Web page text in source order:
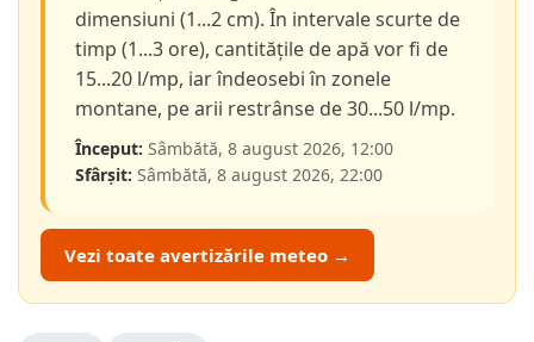
dimensiuni (1...2 cm). În intervale scurte de
timp (1...3 ore), cantitățile de apă vor fi de
15...20 l/mp, iar îndeosebi în zonele
montane, pe arii restrânse de 30...50 l/mp.
Început: Sâmbătă, 8 august 2026, 12:00
Sfârșit: Sâmbătă, 8 august 2026, 22:00
Vezi toate avertizările meteo →